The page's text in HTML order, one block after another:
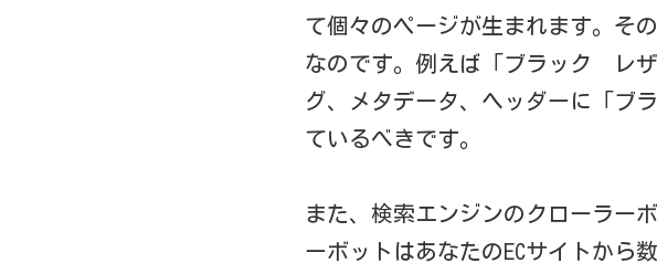
て個々のページが生まれます。そ
なのです。例えば「ブラック レ
グ、メタデータ、ヘッダーに「
ているべきです。
また、検索エンジンのクローラー
ーボットはあなたのECサイトから